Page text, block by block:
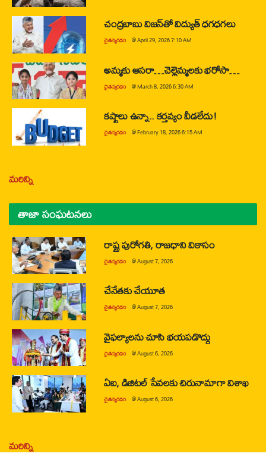
చంద్రబాబు విజన్‌తో విద్యుత్ ధగధగలు
చైతన్యరధం @April 29, 2026 7:10 AM
అమ్మకు ఆసరా…చెల్లెమ్మలకు భరోసా…
చైతన్యరధం @March 8, 2026 6:30 AM
కష్టాలు ఉన్నా.. కర్తవ్యం వీడలేదు!
చైతన్యరధం @February 18, 2026 6:15 AM
మరిన్ని
తాజా సంఘటనలు
రాష్ట్ర పురోగతి, రాజధాని వికాసం
చైతన్యరధం @August 7, 2026
చేనేతకు చేయూత
చైతన్యరధం @August 7, 2026
వైఫల్యాలను చూసి భయపడొద్దు
చైతన్యరధం @August 6, 2026
ఏఐ, డిజిటల్ సేవలకు చిరునామాగా విశాఖ
చైతన్యరధం @August 6, 2026
మరిన్ని